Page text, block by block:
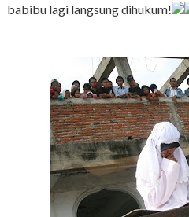
babibu lagi langsung dihukum!